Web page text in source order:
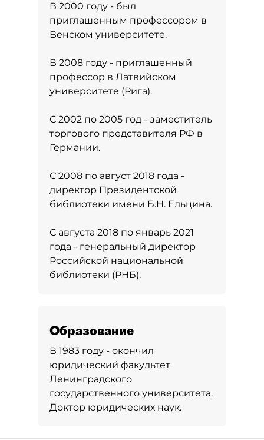
В 2000 году - был
приглашенным профессором в
Венском университете.
В 2008 году - приглашенный
профессор в Латвийском
университете (Рига).
С 2002 по 2005 год - заместитель
торгового представителя РФ в
Германии.
С 2008 по август 2018 года -
директор Президентской
библиотеки имени Б.Н. Ельцина.
С августа 2018 по январь 2021
года - генеральный директор
Российской национальной
библиотеки (РНБ).
Образование
В 1983 году - окончил
юридический факультет
Ленинградского
государственного университета.
Доктор юридических наук.